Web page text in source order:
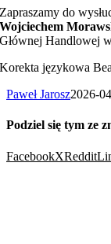
Zapraszamy do
Wojciechem
Głównej Handlowej
Korekta językowa
Paweł Jarosz2026-
Podziel się tym ze
FacebookXReddit